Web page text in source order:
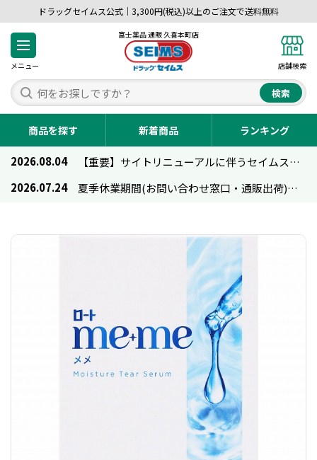
ドラッグセイムス公式｜3,300円(税込)以上のご注文で送料無料
メニュー
富士薬品 通販 久喜本町店
店舗検索
検索
商品を探す 新着商品 ランキング
2026.08.04
【重要】サイトリニューアルに伴うセイムス通販のご利用について
2026.07.24
夏季休業期間(お問い合わせ窓口・通販出荷)のお知らせ